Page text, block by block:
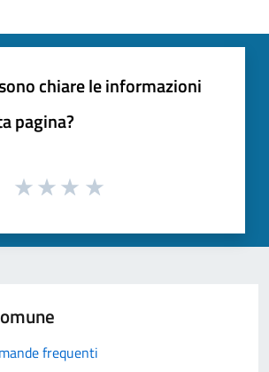
chiare le informazioni
pagina?
frequenti